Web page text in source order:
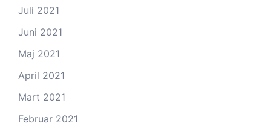
Juli 2021
Juni 2021
Maj 2021
April 2021
Mart 2021
Februar 2021